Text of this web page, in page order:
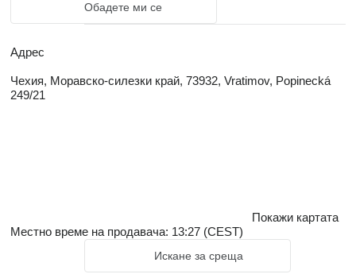
Обадете ми се
Адрес
Чехия, Моравско-силезки край, 73932, Vratimov, Popinecká
249/21
Покажи картата
Местно време на продавача: 13:27 (CEST)
Искане за среща